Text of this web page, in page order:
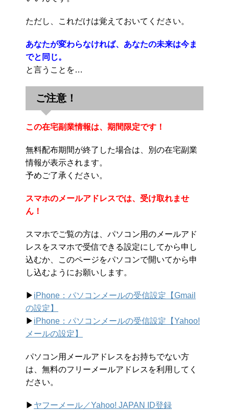
ただし、これだけは覚えておいてください。
あなたが変わらなければ、あなたの未来は今ま
でと同じ。
と言うことを…
ご注意！
この在宅副業情報は、期間限定です！
無料配布期間が終了した場合は、別の在宅副業
情報が表示されます。
予めご了承ください。
スマホのメールアドレスでは、受け取れませ
ん！
スマホでご覧の方は、パソコン用のメールアド
レスをスマホで受信できる設定にしてから申し
込むか、このページをパソコンで開いてから申
し込むようにお願いします。
▶︎ iPhone：パソコンメールの受信設定【Gmail
の設定】
▶︎ iPhone：パソコンメールの受信設定【Yahoo!
メールの設定】
パソコン用メールアドレスをお持ちでない方
は、無料のフリーメールアドレスを利用してく
ださい。
▶︎ ヤフーメール／Yahoo! JAPAN ID登録